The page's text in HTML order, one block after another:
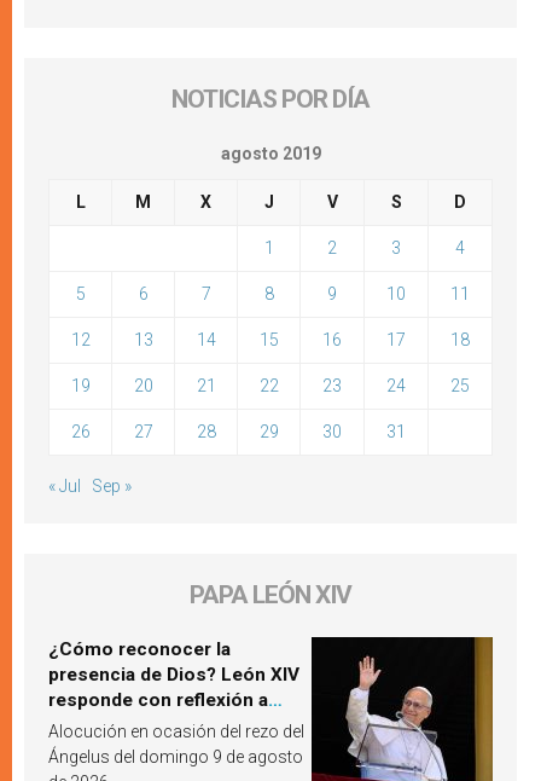
NOTICIAS POR DÍA
agosto 2019
L M X J V S D
1 2 3 4
5 6 7 8 9 10 11
12 13 14 15 16 17 18
19 20 21 22 23 24 25
26 27 28 29 30 31
« Jul Sep »
PAPA LEÓN XIV
¿Cómo reconocer la
presencia de Dios? León XIV
responde con reflexión a
partir de un pasaje del
Evangelio
Alocución en ocasión del rezo del
Ángelus del domingo 9 de agosto